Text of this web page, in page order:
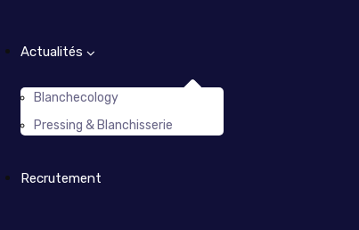
Actualités
Blanchecology
Pressing & Blanchisserie
Recrutement